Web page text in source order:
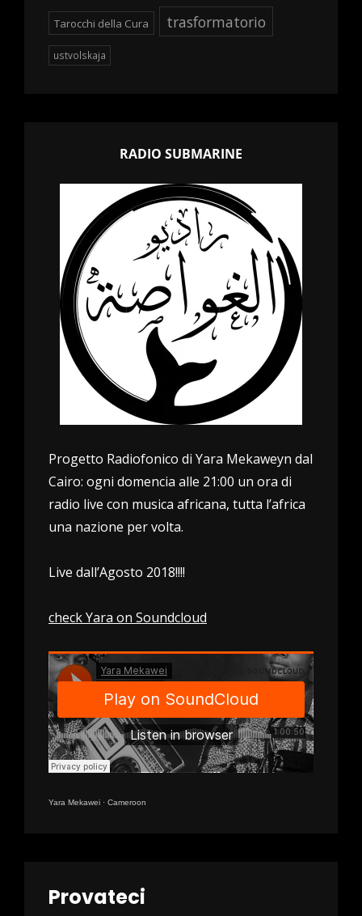
Tarocchi della Cura trasformatorio
ustvolskaja
RADIO SUBMARINE
Progetto Radiofonico di Yara Mekaweyn dal
Cairo: ogni domencia alle 21:00 un ora di
radio live con musica africana, tutta l’africa
una nazione per volta.
Live dall’Agosto 2018!!!!
check Yara on Soundcloud
Yara Mekawei · Cameroon
Provateci